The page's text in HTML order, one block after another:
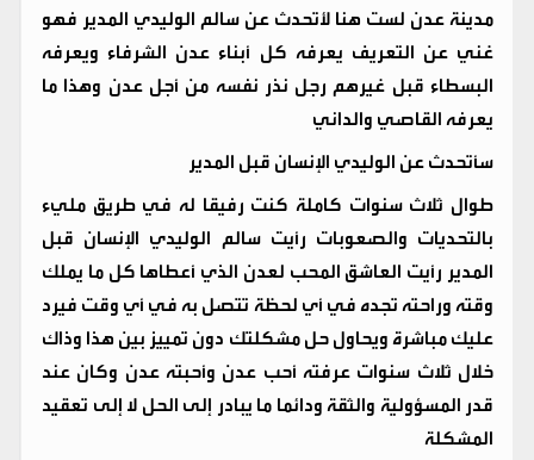
مدينة عدن لست هنا لأتحدث عن سالم الوليدي المدير فهو
غني عن التعريف يعرفه كل أبناء عدن الشرفاء ويعرفه
البسطاء قبل غيرهم رجل نذر نفسه من أجل عدن وهذا ما
يعرفه القاصي والداني
سأتحدث عن الوليدي الإنسان قبل المدير
طوال ثلاث سنوات كاملة كنت رفيقا له في طريق مليء
بالتحديات والصعوبات رأيت سالم الوليدي الإنسان قبل
المدير رأيت العاشق المحب لعدن الذي أعطاها كل ما يملك
وقته وراحته تجده في أي لحظة تتصل به في أي وقت فيرد
عليك مباشرة ويحاول حل مشكلتك دون تمييز بين هذا وذاك
خلال ثلاث سنوات عرفته أحب عدن وأحبته عدن وكان عند
قدر المسؤولية والثقة ودائما ما يبادر إلى الحل لا إلى تعقيد
المشكلة